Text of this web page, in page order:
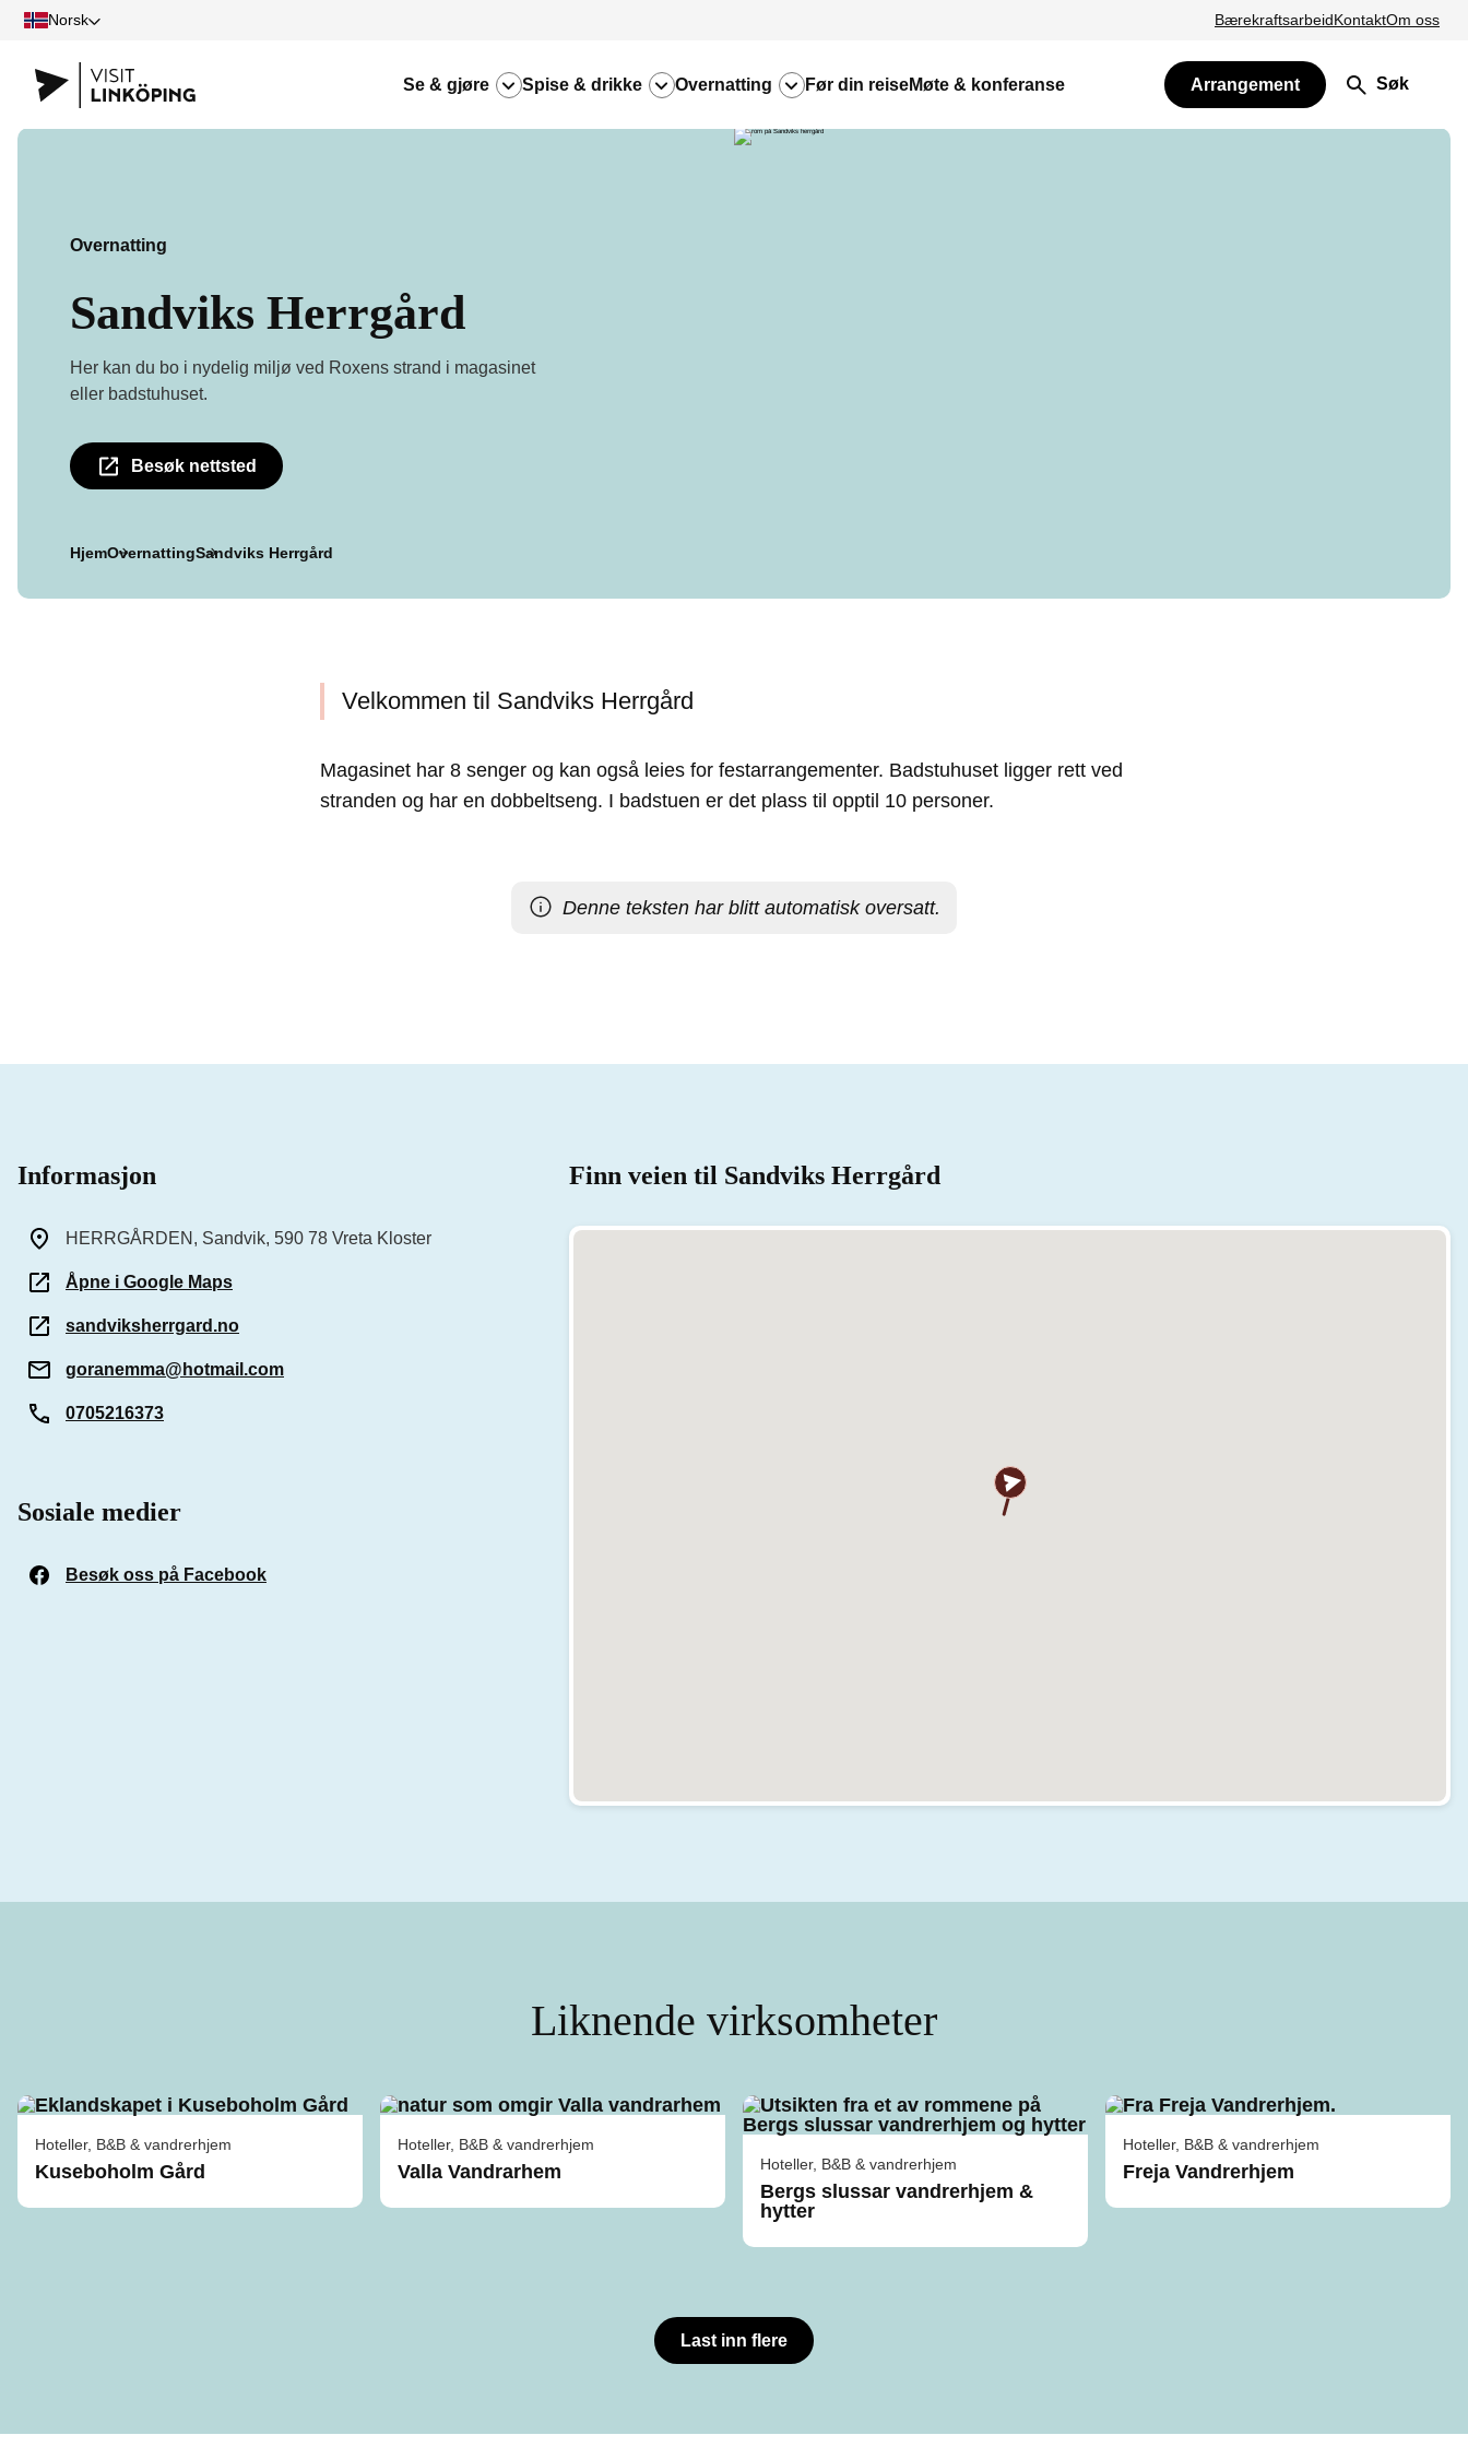
Norsk BærekraftsarbeidKontaktOm oss
Se & gjøre Spise & drikke Overnatting Før din reiseMøte & konferanse Arrangement Søk
Overnatting
Sandviks Herrgård
Her kan du bo i nydelig miljø ved Roxens strand i magasinet
eller badstuhuset.
Besøk nettsted
HjemOvernattingSandviks Herrgård
Velkommen til Sandviks Herrgård
Magasinet har 8 senger og kan også leies for festarrangementer. Badstuhuset ligger rett ved
stranden og har en dobbeltseng. I badstuen er det plass til opptil 10 personer.
Denne teksten har blitt automatisk oversatt.
Informasjon
HERRGÅRDEN, Sandvik, 590 78 Vreta Kloster
Åpne i Google Maps
sandviksherrgard.no
goranemma@hotmail.com
0705216373
Sosiale medier
Besøk oss på Facebook
Finn veien til Sandviks Herrgård
Liknende virksomheter
Hoteller, B&B & vandrerhjem
Kuseboholm Gård
Hoteller, B&B & vandrerhjem
Valla Vandrarhem Hoteller, B&B & vandrerhjem
Bergs slussar vandrerhjem &
hytter
Hoteller, B&B & vandrerhjem
Freja Vandrerhjem
Last inn flere